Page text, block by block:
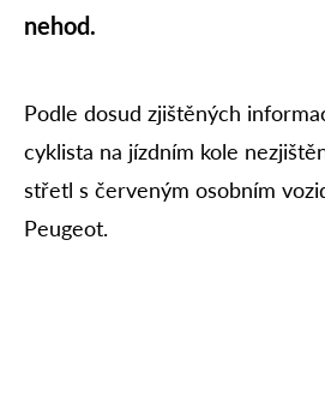
nehod.
Podle dosud zjištěných
cyklista na jízdním kole
střetl s červeným osobním
Peugeot.